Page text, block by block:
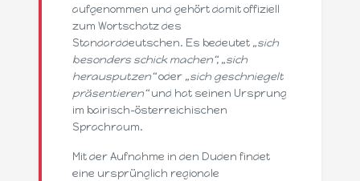
aufgenommen und gehört damit offiziell
zum Wortschatz des
Standarddeutschen. Es bedeutet „sich
besonders schick machen“, „sich
herausputzen“oder „sich geschniegelt
präsentieren“und hat seinen Ursprung
im bairisch-österreichischen
Sprachraum.
Mit der Aufnahme in den Duden findet
eine ursprünglich regionale